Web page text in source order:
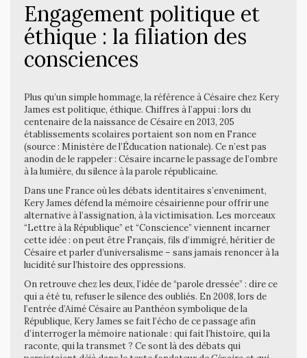
Engagement politique et
éthique : la filiation des
consciences
Plus qu’un simple hommage, la référence à Césaire chez Kery
James est politique, éthique. Chiffres à l’appui : lors du
centenaire de la naissance de Césaire en 2013, 205
établissements scolaires portaient son nom en France
(source : Ministère de l’Éducation nationale). Ce n’est pas
anodin de le rappeler : Césaire incarne le passage de l’ombre
à la lumière, du silence à la parole républicaine.
Dans une France où les débats identitaires s’enveniment,
Kery James défend la mémoire césairienne pour offrir une
alternative à l’assignation, à la victimisation. Les morceaux
“Lettre à la République” et “Conscience” viennent incarner
cette idée : on peut être Français, fils d’immigré, héritier de
Césaire et parler d’universalisme – sans jamais renoncer à la
lucidité sur l’histoire des oppressions.
On retrouve chez les deux, l’idée de “parole dressée” : dire ce
qui a été tu, refuser le silence des oubliés. En 2008, lors de
l’entrée d’Aimé Césaire au Panthéon symbolique de la
République, Kery James se fait l’écho de ce passage afin
d’interroger la mémoire nationale : qui fait l’histoire, qui la
raconte, qui la transmet ? Ce sont là des débats qui